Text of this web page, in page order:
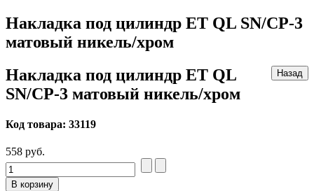
Накладка под цилиндр ET QL SN/CP-3
матовый никель/хром
Накладка под цилиндр ET QL
SN/CP-3 матовый никель/хром
Код товара: 33119
558 руб.
В корзину